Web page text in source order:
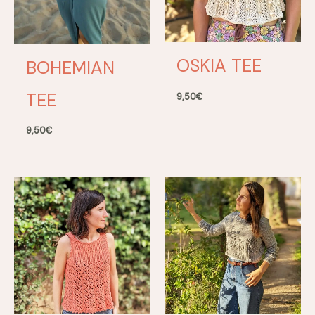
BOHEMIAN
TEE
9,50€
OSKIA TEE
9,50€